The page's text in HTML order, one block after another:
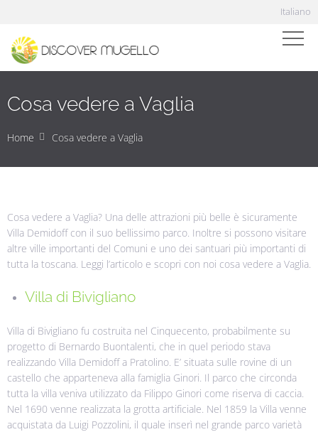
Italiano
Cosa vedere a Vaglia
Home Cosa vedere a Vaglia
Cosa vedere a Vaglia? Una delle attrazioni più belle è sicuramente
Villa Demidoff con il suo bellissimo parco. Inoltre si possono visitare
altre ville importanti del Comuni e uno dei santuari più importanti di
tutta la toscana. Leggi l’articolo e scopri con noi cosa vedere a Vaglia.
Villa di Bivigliano
Villa di Bivigliano fu costruita nel Cinquecento, probabilmente su
progetto di Bernardo Buontalenti, che in quel periodo stava
realizzando Villa Demidoff a Pratolino. E’ situata sulle rovine di un
castello che apparteneva alla famiglia Ginori. Il parco che circonda
tutta la villa veniva utilizzato da Filippo Ginori come riserva di caccia.
Nel 1690 venne realizzata la grotta artificiale. Nel 1859 la Villa venne
acquistata da Luigi Pozzolini, il quale inserì nel grande parco varietà